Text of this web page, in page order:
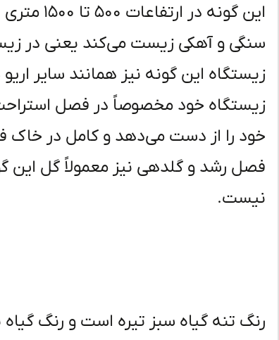
این
سنگی و آهکی زیست می‌کند یعنی در
زیستگاه این گونه نیز همانند سایر
زیستگاه خود مخصوصاً در فصل
خود را از دست می‌دهد و کامل در خاک
فصل رشد و گلدهی نیز معمولاً گل این
نیست.
رنگ تنه گیاه سبز تیره است و رنگ